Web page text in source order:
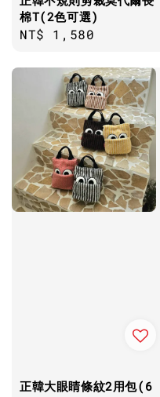
棉T(2色可選)
Regular
NT$ 1,580
正韓大眼睛條紋2用包(6